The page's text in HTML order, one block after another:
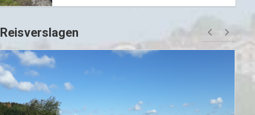
Reisverslagen